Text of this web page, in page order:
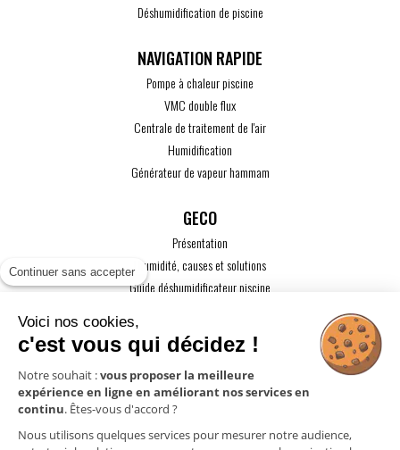
Continuer sans accepter
Voici nos cookies,
c'est vous qui décidez !
Notre souhait :vous proposer la meilleure
expérience en ligne en améliorant nos services en
continu. Êtes-vous d'accord ?
Nous utilisons quelques services pour mesurer notre audience,
Déshumidification de piscine
Pompe à chaleur piscine
VMC double flux
Centrale de traitement de l'air
Humidification
Générateur de vapeur hammam
GECO
Présentation
L'humidité, causes et solutions
Guide déshumidificateur piscine
Guide VMC
ACTUALITÉS
CONTACT
ESPACE PRO